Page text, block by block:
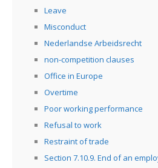
Leave
Misconduct
Nederlandse Arbeidsrecht
non-competition clauses
Office in Europe
Overtime
Poor working performance
Refusal to work
Restraint of trade
Section 7.10.9. End of an